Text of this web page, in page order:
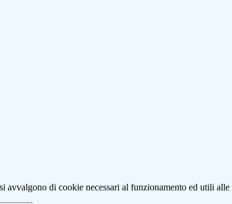
avvalgono di cookie necessari al funzionamento ed utili